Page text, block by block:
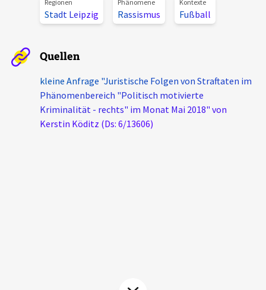
Alle Beiträge
Veranstaltungen
Pressemitteilungen
Über uns
Projektbeschreibung
Kontakt
Regionen
Stadt Leipzig
Phänomene
Rassismus
Kontexte
Fußball
Quellen
kleine Anfrage "Juristische Folgen von Straftaten im
Phänomenbereich "Politisch motivierte
Kriminalität - rechts" im Monat Mai 2018" von
Kerstin Köditz (Ds: 6/13606)